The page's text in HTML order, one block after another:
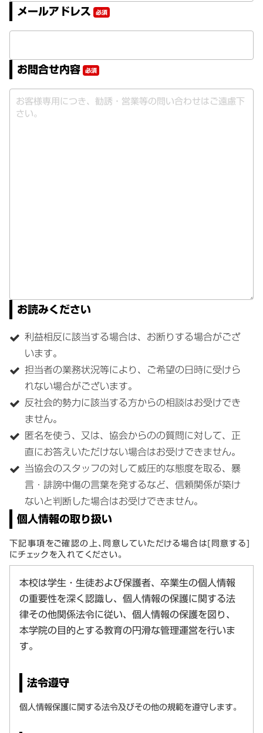
メールアドレス 必須
お問合せ内容 必須
お読みください
利益相反に該当する場合は、お断りする場合がござ
います。
担当者の業務状況等により、ご希望の日時に受けら
れない場合がございます。
反社会的勢力に該当する方からの相談はお受けでき
ません。
匿名を使う、又は、協会からのの質問に対して、正
直にお答えいただけない場合はお受けできません。
当協会のスタッフの対して威圧的な態度を取る、暴
言・誹謗中傷の言葉を発するなど、信頼関係が築け
ないと判断した場合はお受けできません。
個人情報の取り扱い
下記事項をご確認の上、同意していただける場合は[同意する]
にチェックを入れてください。